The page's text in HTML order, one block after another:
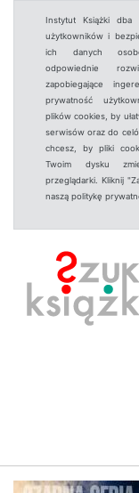
Instytut Książki dba
użytkowników i
ich danych
odpowiednie
zapobiegające
prywatność
plików cookies, by
serwisów oraz do
chcesz, by pliki
Twoim dysku
przeglądarki. Kliknij
naszą politykę